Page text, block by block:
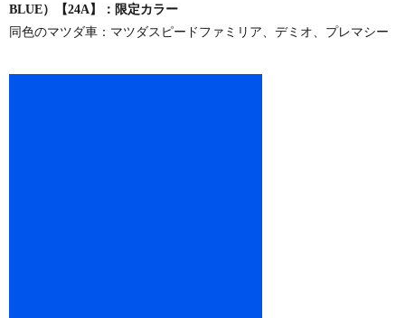
BLUE）【24A】：限定カラー
同色のマツダ車：マツダスピードファミリア、デミオ、プレマシー